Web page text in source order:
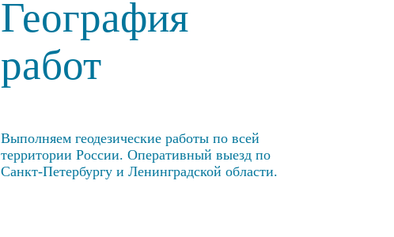
География
работ
Выполняем геодезические работы по всей
территории России. Оперативный выезд по
Санкт-Петербургу и Ленинградской области.